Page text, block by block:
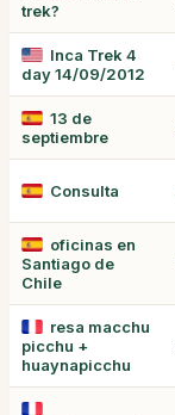
trek?
Inca Trek 4
day 14/09/2012
13 de
septiembre
Consulta
oficinas en
Santiago de
Chile
resa macchu
picchu +
huaynapicchu